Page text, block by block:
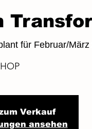
für Februar/März
Verkauf
ansehen